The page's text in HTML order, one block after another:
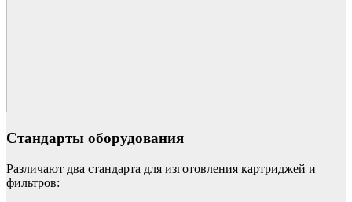
Стандарты оборудования
Различают два стандарта для изготовления картриджей и
фильтров: